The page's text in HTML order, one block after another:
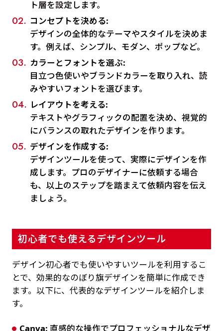
ト層を設定します。
コンセプトを決める:
デザインの全体的なテーマやスタイルを決めま
す。例えば、シンプル、モダン、ポップなど。
カラーとフォントを選ぶ:
目立つ色使いやブランドカラーを取り入れ、読
みやすいフォントを選びます。
レイアウトを考える:
テキストやグラフィックの配置を決め、視覚的
にバランスの取れたデザインを作ります。
デザインを作成する:
デザインツールを使って、実際にデザインを作
成します。プロのデザイナーに依頼する場合
も、以上のステップを踏まえて依頼内容を伝え
ましょう。
初心者でも使えるデザインツール
デザイン初心者でも使いやすいツールを利用するこ
とで、効果的なのぼり旗デザインを簡単に作成でき
ます。以下に、代表的なデザインツールを紹介しま
す。
Canva: 直感的な操作でプロフェッショナルなデザ